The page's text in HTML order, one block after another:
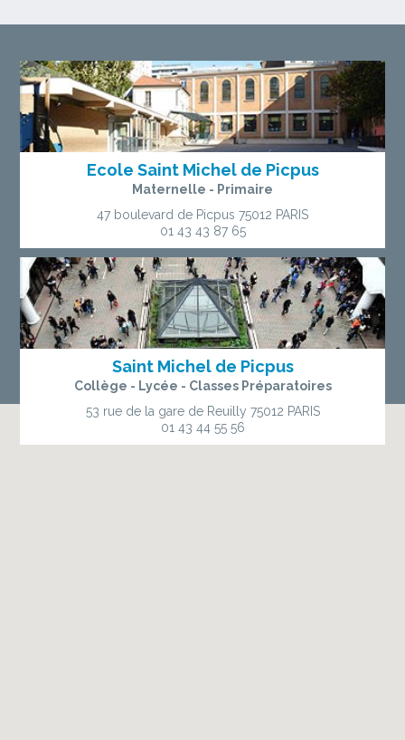
Ecole Saint Michel de Picpus
Maternelle - Primaire
47 boulevard de Picpus 75012 PARIS
01 43 43 87 65
Saint Michel de Picpus
Collège - Lycée - Classes Préparatoires
53 rue de la gare de Reuilly 75012 PARIS
01 43 44 55 56